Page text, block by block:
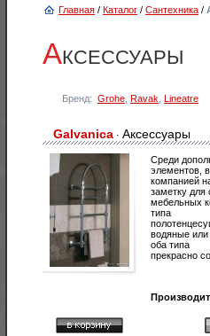
Главная / Каталог / Сантехника /
АКСЕССУАРЫ
Бренд: Grohe, Ravak, Lineatre
Galvanica · Аксессуары
Среди
элементов,
компанией
заметку для
мебельных
типа
водяные или
оба типа
прекрасно